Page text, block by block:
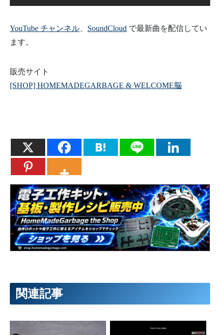
YouTube チャンネル SoundCloud で最新曲を配信してい
ます。
販売サイト
[SHOP] HOMEMADEGARBAGE & WELCOME脳
関連記事